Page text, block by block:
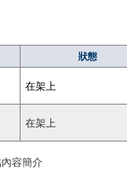
狀態
在架上
在架上
容簡介